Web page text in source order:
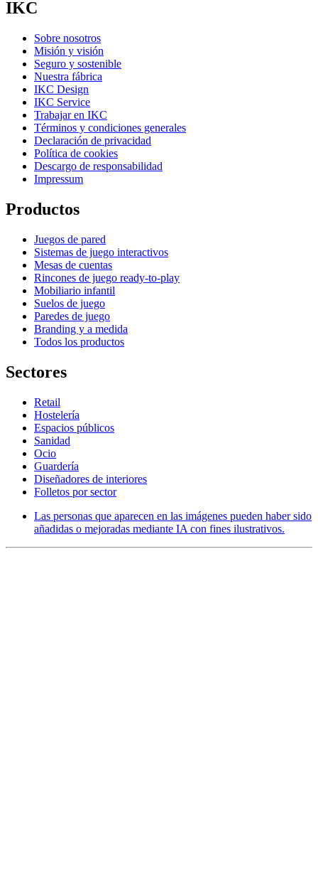
IKC
Sobre nosotros
Misión y visión
Seguro y sostenible
Nuestra fábrica
IKC Design
IKC Service
Trabajar en IKC
Términos y condiciones generales
Declaración de privacidad
Política de cookies
Descargo de responsabilidad
Impressum
Productos
Juegos de pared
Sistemas de juego interactivos
Mesas de cuentas
Rincones de juego ready-to-play
Mobiliario infantil
Suelos de juego
Paredes de juego
Branding y a medida
Todos los productos
Sectores
Retail
Hostelería
Espacios públicos
Sanidad
Ocio
Guardería
Diseñadores de interiores
Folletos por sector
Las personas que aparecen en las imágenes pueden haber sido
añadidas o mejoradas mediante IA con fines ilustrativos.